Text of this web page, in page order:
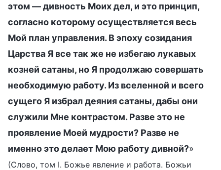
этом — дивность Моих дел, и это принцип,
согласно которому осуществляется весь
Мой план управления. В эпоху созидания
Царства Я все так же не избегаю лукавых
козней сатаны, но Я продолжаю совершать
необходимую работу. Из вселенной и всего
сущего Я избрал деяния сатаны, дабы они
служили Мне контрастом. Разве это не
проявление Моей мудрости? Разве не
именно это делает Мою работу дивной?»
(Слово, том I. Божье явление и работа. Божьи